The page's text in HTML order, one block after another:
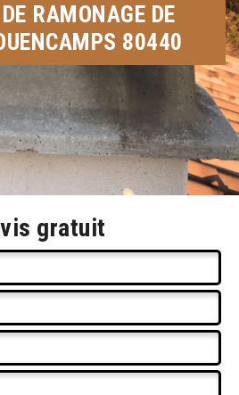
RAMONAGE DE
80440
gratuit